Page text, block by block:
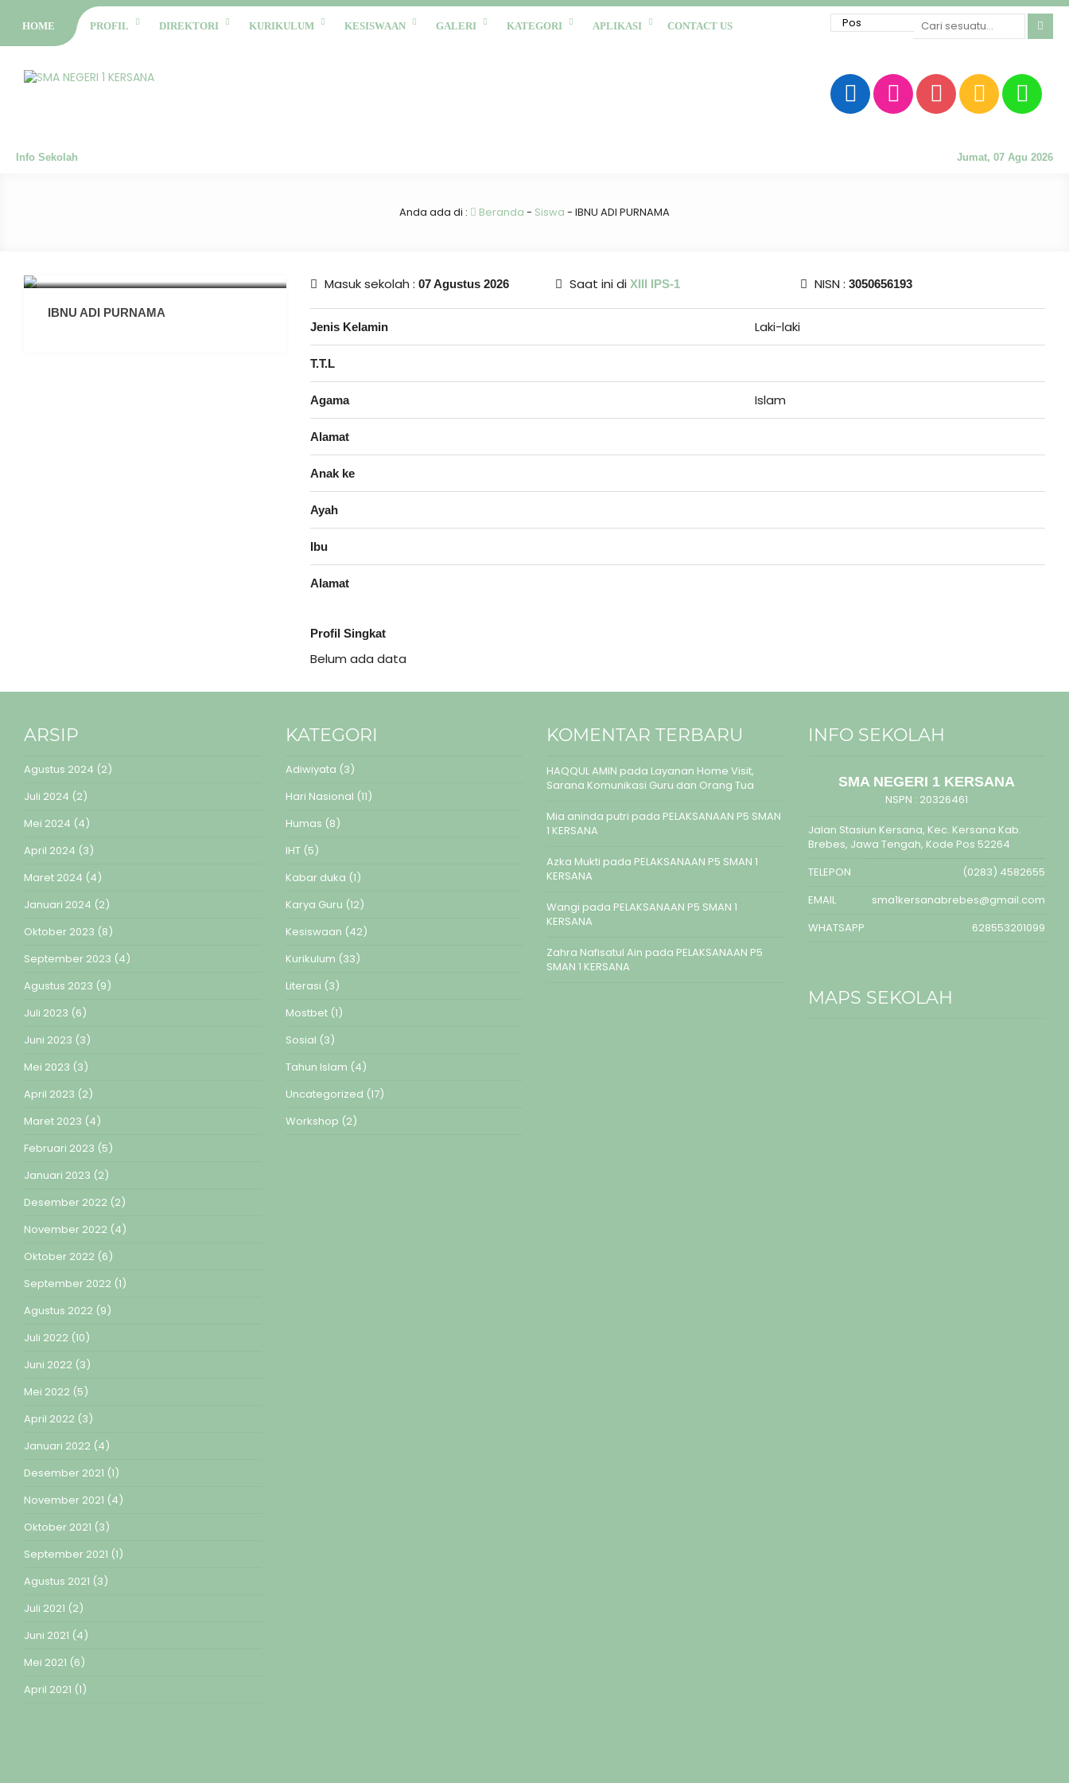
HOME PROFIL DIREKTORI KURIKULUM KESISWAAN GALERI KATEGORI APLIKASI CONTACT US
Info Sekolah Jumat, 07 Agu 2026
Anda ada di : Beranda - Siswa - IBNU ADI PURNAMA
IBNU ADI PURNAMA
Masuk sekolah : 07 Agustus 2026 Saat ini di XIII IPS-1 NISN : 3050656193
Jenis Kelamin Laki-laki
T.T.L
Agama Islam
Alamat
Anak ke
Ayah
Ibu
Alamat
Profil Singkat
Belum ada data
ARSIP
Agustus 2024 (2)
Juli 2024 (2)
Mei 2024 (4)
April 2024 (3)
Maret 2024 (4)
Januari 2024 (2)
Oktober 2023 (8)
September 2023 (4)
Agustus 2023 (9)
Juli 2023 (6)
Juni 2023 (3)
Mei 2023 (3)
April 2023 (2)
Maret 2023 (4)
Februari 2023 (5)
Januari 2023 (2)
Desember 2022 (2)
November 2022 (4)
Oktober 2022 (6)
September 2022 (1)
Agustus 2022 (9)
Juli 2022 (10)
Juni 2022 (3)
Mei 2022 (5)
April 2022 (3)
Januari 2022 (4)
Desember 2021 (1)
November 2021 (4)
Oktober 2021 (3)
September 2021 (1)
Agustus 2021 (3)
Juli 2021 (2)
Juni 2021 (4)
Mei 2021 (6)
April 2021 (1)
KATEGORI
Adiwiyata (3)
Hari Nasional (11)
Humas (8)
IHT(5)
Kabar duka (1)
Karya Guru (12)
Kesiswaan (42)
Kurikulum (33)
Literasi (3)
Mostbet(1)
Sosial (3)
Tahun Islam (4)
Uncategorized (17)
Workshop (2)
KOMENTAR TERBARU
HAQQUL AMIN pada Layanan Home Visit,
Sarana Komunikasi Guru dan Orang Tua
Mia aninda putri pada PELAKSANAAN P5 SMAN
1 KERSANA
Azka Mukti pada PELAKSANAAN P5 SMAN 1
KERSANA
Wangi pada PELAKSANAAN P5 SMAN 1
KERSANA
Zahra Nafisatul Ain pada PELAKSANAAN P5
SMAN 1 KERSANA
INFO SEKOLAH
SMA NEGERI 1 KERSANA
NSPN : 20326461
Jalan Stasiun Kersana, Kec. Kersana Kab.
Brebes, Jawa Tengah, Kode Pos 52264
TELEPON
(0283) 4582655
EMAIL
sma1kersanabrebes@gmail.com
WHATSAPP
628553201099
MAPS SEKOLAH